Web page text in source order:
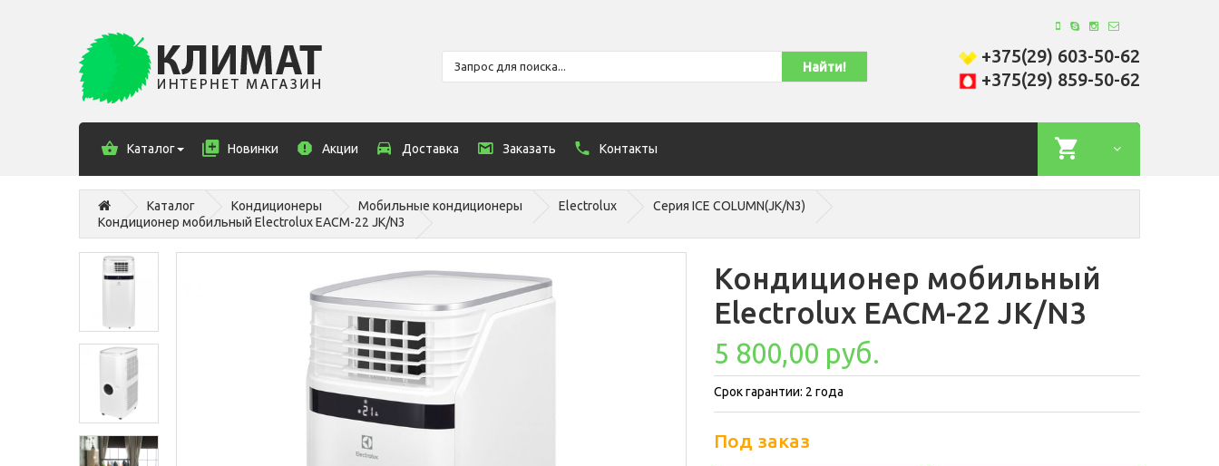
+375(29) 603-50-62
+375(29) 859-50-62
Каталог Новинки Акции Доставка Заказать Контакты
Каталог Кондиционеры Мобильные кондиционеры Electrolux
Серия ICE COLUMN(JK/N3)
Кондиционер мобильный Electrolux EACM-22 JK/N3
Кондиционер мобильный
Electrolux EACM-22 JK/N3
5 800,00 руб.
Срок гарантии: 2 года
Под заказ